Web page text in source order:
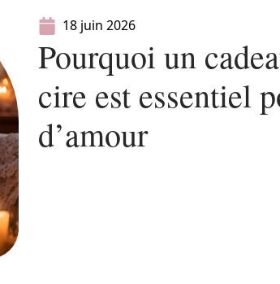
18 juin 2026
Pourquoi un
cire est essentiel
d’amour